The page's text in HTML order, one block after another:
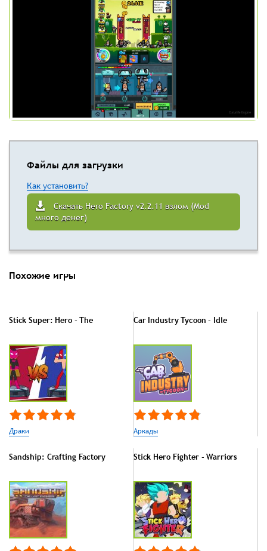
Файлы для загрузки
Как установить?
Скачать Hero Factory v2.2.11 взлом (Mod
много денег)
Похожие игры
Stick Super: Hero - The
Драки
Car Industry Tycoon - Idle
Аркады
Sandship: Crafting Factory Stick Hero Fighter - Warriors